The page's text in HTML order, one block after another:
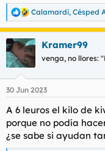
R
e
a
c
c
i
e
:
Calamardi, Césped
Kramer99
venga, no llores:
30 Jun 2023
A 6 leuros el kilo de
porque no podía
¿se sabe si ayudan